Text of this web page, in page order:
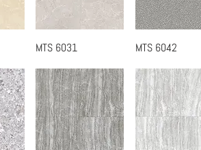
快速瀏覽
MTS 6031 快速瀏覽
MTS 6042